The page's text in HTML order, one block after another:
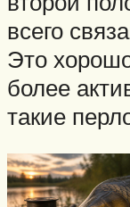
всего
Это
более
такие